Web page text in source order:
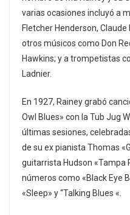
varias ocasiones incluyó a
Fletcher Henderson, Claude
otros músicos como Don
Hawkins; y a trompetistas
Ladnier.
En 1927, Rainey grabó
Owl Blues» con la Tub Jug
últimas sesiones,
de su ex pianista Thomas
guitarrista Hudson «Tampa
números como «Black Eye
«Sleep» y “Talking Blues «.